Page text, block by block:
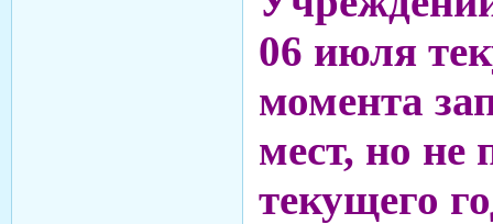
06 июля
момента
мест, но не
текущего